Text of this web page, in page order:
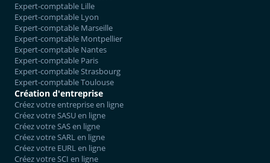
Expert-comptable Lille
Expert-comptable Lyon
Expert-comptable Marseille
Expert-comptable Montpellier
Expert-comptable Nantes
Expert-comptable Paris
Expert-comptable Strasbourg
Expert-comptable Toulouse
Création d'entreprise
Créez votre entreprise en ligne
Créez votre SASU en ligne
Créez votre SAS en ligne
Créez votre SARL en ligne
Créez votre EURL en ligne
Créez votre SCI en ligne